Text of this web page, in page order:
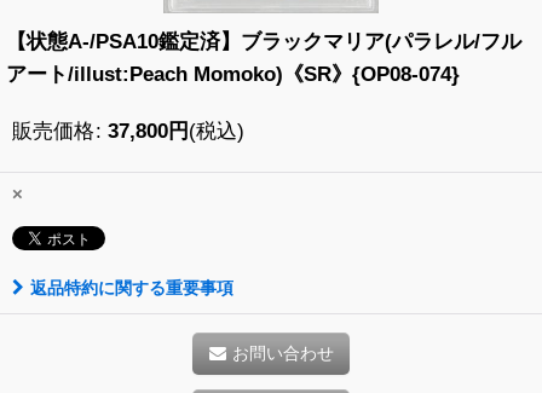
【状態A-/PSA10鑑定済】ブラックマリア(パラレル/フル
アート/illust:Peach Momoko)《SR》{OP08-074}
販売価格: 37,800円 (税込)
×
返品特約に関する重要事項
お問い合わせ